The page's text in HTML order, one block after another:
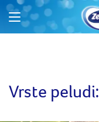
Vrste peludi: